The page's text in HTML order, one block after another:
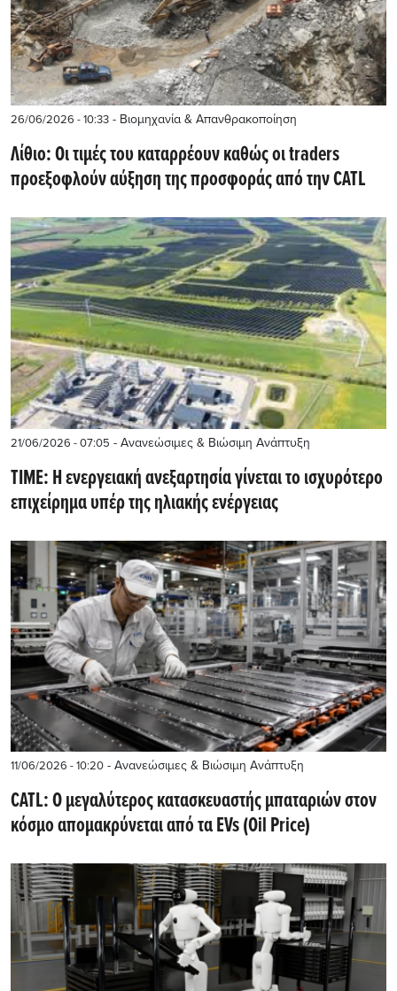
26/06/2026 - 10:33 - Βιομηχανία & Απανθρακοποίηση
Λίθιο: Οι τιμές του καταρρέουν καθώς οι traders
προεξοφλούν αύξηση της προσφοράς από την CATL
21/06/2026 - 07:05 - Ανανεώσιμες & Βιώσιμη Ανάπτυξη
TIME: Η ενεργειακή ανεξαρτησία γίνεται το ισχυρότερο
επιχείρημα υπέρ της ηλιακής ενέργειας
11/06/2026 - 10:20 - Ανανεώσιμες & Βιώσιμη Ανάπτυξη
CATL: Ο μεγαλύτερος κατασκευαστής μπαταριών στον
κόσμο απομακρύνεται από τα EVs (Oil Price)